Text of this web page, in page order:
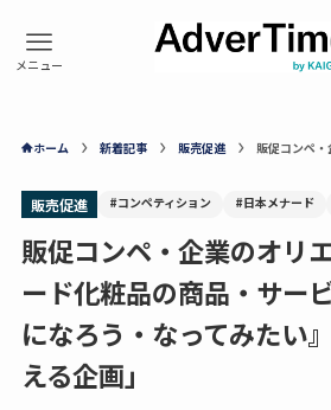
ホーム 新着記事 販売促進 販促コンペ
販売促進 #コンペティション #日本メナード
販促コンペ・企業のオリ
ード化粧品の商品・サー
になろう・なってみたい
える企画」